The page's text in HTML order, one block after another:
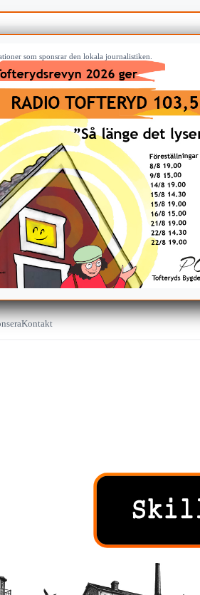
som sponsrar den lokala journalistiken.
Kontakt